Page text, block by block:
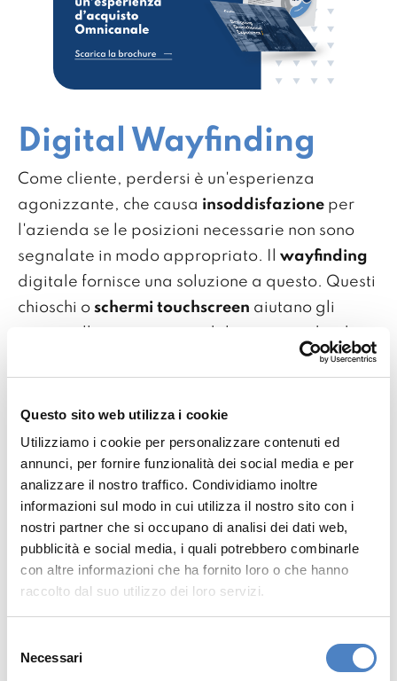
Questo sito web utilizza i cookie
Utilizziamo i cookie per personalizzare contenuti ed
annunci, per fornire funzionalità dei social media e per
analizzare il nostro traffico. Condividiamo inoltre
informazioni sul modo in cui utilizza il nostro sito con i
nostri partner che si occupano di analisi dei dati web,
pubblicità e social media, i quali potrebbero combinarle
con altre informazioni che ha fornito loro o che hanno
raccolto dal suo utilizzo dei loro servizi.
delNecessari
Digital Wayfinding
Come cliente, perdersi è un'esperienza
agonizzante, che causa insoddisfazione per
l'azienda se le posizioni necessarie non sono
segnalate in modo appropriato. Il wayfinding
digitale fornisce una soluzione a questo. Questi
chioschi o schermi touchscreen aiutano gli
oltre il classico ma spesso troppo semplice "sei
approfondita.
Le soluzioni diorientamento digitalesono
fondamentali per migliorare la soddisfazione
dei clienti e possono essere utilizzate in vari
luoghi, ad esempio fornendo un percorso verso
l'edificio corretto nel campus o un punto di
consegna in un grande magazzino
desiderata e gli verrà presentato un percorso